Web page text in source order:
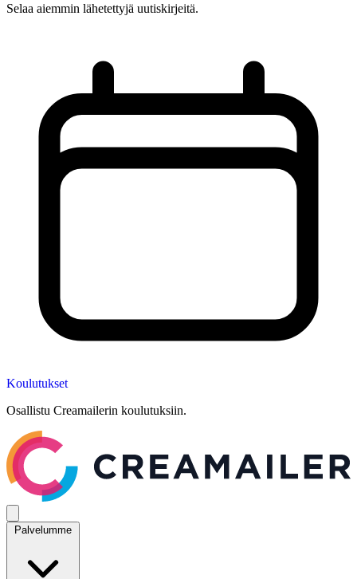
Selaa aiemmin lähetettyjä uutiskirjeitä.
Koulutukset
Osallistu Creamailerin koulutuksiin.
Palvelumme